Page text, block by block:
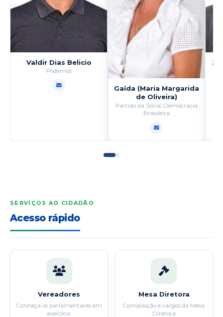
Valdir Dias Belicio
Podemos
Gaída (Maria Margarida
de Oliveira)
Partido da Social Democracia
Brasileira
SERVIÇOS AO CIDADÃO
Acesso rápido
Vereadores
Conheça os parlamentares em
exercício
Mesa Diretora
Composição e cargos da Mesa
Diretora